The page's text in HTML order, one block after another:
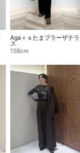
Aga＋ｓたまプラーザテラ
ス
158cm